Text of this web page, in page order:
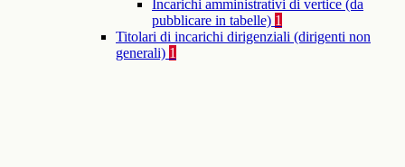
Incarichi amministrativi di vertice (da
pubblicare in tabelle) 1
Titolari di incarichi dirigenziali (dirigenti non
generali) 1